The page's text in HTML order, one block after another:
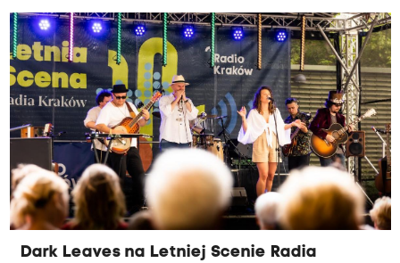
„Stowarzyszeniem Rozstaje. U zbiegu kultur i
tradycji” w ramach Festiwalu
EtnoKraków/Rozstaje 2023.
Dark Leaves na Letniej Scenie Radia